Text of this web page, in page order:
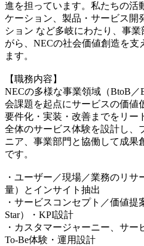
進を担っています。私たちの活
ケーション、製品・サービス開
ション など多岐にわたり、事
がら、NECの社会価値創造を支
ます。
【職務内容】
NECの多様な事業領域（BtoB
会課題を起点にサービスの価値
要件化・実装・改善までをリー
全体のサービス体験を設計し、
ニア、事業部門と協働して成果
です。
・ユーザー／現場／業務のリ
量）とインサイト抽出
・サービスコンセプト／価値提
Star）・KPI設計
・カスタマージャーニー、サ
To-Be体験・運用設計